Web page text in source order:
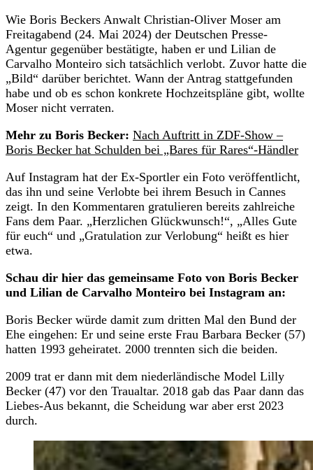
Wie Boris Beckers Anwalt Christian-Oliver Moser am
Freitagabend (24. Mai 2024) der Deutschen Presse-
Agentur gegenüber bestätigte, haben er und Lilian de
Carvalho Monteiro sich tatsächlich verlobt. Zuvor hatte die
„Bild“ darüber berichtet. Wann der Antrag stattgefunden
habe und ob es schon konkrete Hochzeitspläne gibt, wollte
Moser nicht verraten.
Mehr zu Boris Becker: Nach Auftritt in ZDF-Show –
Boris Becker hat Schulden bei „Bares für Rares“-Händler
Auf Instagram hat der Ex-Sportler ein Foto veröffentlicht,
das ihn und seine Verlobte bei ihrem Besuch in Cannes
zeigt. In den Kommentaren gratulieren bereits zahlreiche
Fans dem Paar. „Herzlichen Glückwunsch!“, „Alles Gute
für euch“ und „Gratulation zur Verlobung“ heißt es hier
etwa.
Schau dir hier das gemeinsame Foto von Boris Becker
und Lilian de Carvalho Monteiro bei Instagram an:
Boris Becker würde damit zum dritten Mal den Bund der
Ehe eingehen: Er und seine erste Frau Barbara Becker (57)
hatten 1993 geheiratet. 2000 trennten sich die beiden.
2009 trat er dann mit dem niederländische Model Lilly
Becker (47) vor den Traualtar. 2018 gab das Paar dann das
Liebes-Aus bekannt, die Scheidung war aber erst 2023
durch.